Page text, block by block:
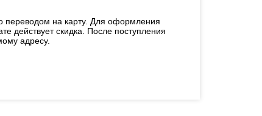
переводом на карту. Для оформления
действует скидка. После поступления
адресу.